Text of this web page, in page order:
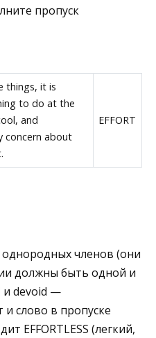
пропуск
things, it is
to do at the
and
concern about
EFFORT
однородных членов (они
должны быть одной и
и devoid —
и слово в пропуске
EFFORTLESS (легкий,